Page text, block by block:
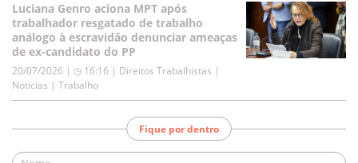
Luciana Genro aciona MPT após
trabalhador resgatado de trabalho
análogo à escravidão denunciar ameaças
de ex-candidato do PP
20/07/2026 | ◷ 16:16 | Direitos Trabalhistas |
Notícias | Trabalho
Fique por dentro